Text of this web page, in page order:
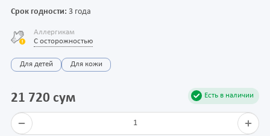
Срок годности: 3 года
Аллергикам
С осторожностью
Для детей Для кожи
Есть в наличии
21 720 сум
1